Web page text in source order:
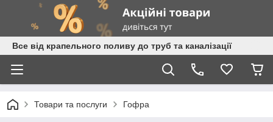
Все від крапельного поливу до труб та каналізації
Товари та послуги Гофра